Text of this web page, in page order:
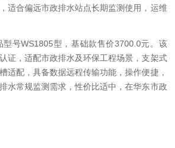
适合偏远市政排水站点长期监测使用，运维
号WS1805型，基础款售价3700.0元。该
证，适配市政排水及环保工程场景，支架式
适配，具备数据远程传输功能，操作便捷，
水常规监测需求，性价比适中，在华东市政